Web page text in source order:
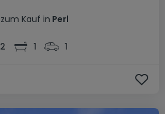
zum Kauf in Perl
2 1 1